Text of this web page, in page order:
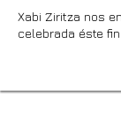
Xabi Ziritza nos
celebrada éste fin